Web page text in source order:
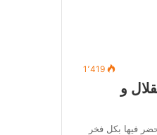
1٬419
(64) لعيد الاستقلال و
نستحضر فيها بكل فخر